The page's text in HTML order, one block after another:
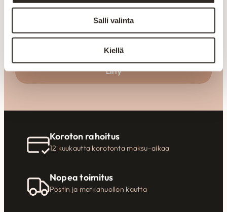
Salli valinta
Kiellä
Liity uutiskirjeen tilaajaksi
Liity
Koroton rahoitus
12 kuukautta korotonta maksu-aikaa
Nopea toimitus
Postin ja matkahuollon kautta